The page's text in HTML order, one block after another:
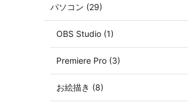
パソコン (29)
OBS Studio (1)
Premiere Pro (3)
お絵描き (8)